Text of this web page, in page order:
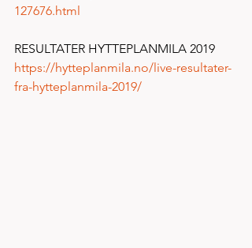
127676.html
RESULTATER HYTTEPLANMILA 2019
https://hytteplanmila.no/live-resultater-
fra-hytteplanmila-2019/